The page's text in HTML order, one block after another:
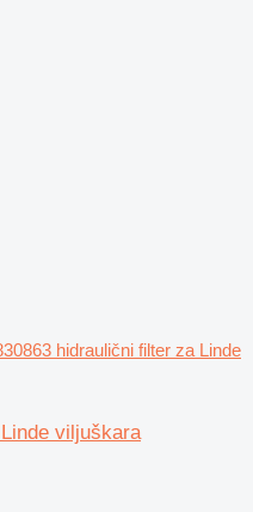
hidraulični filter za Linde
viljuškara